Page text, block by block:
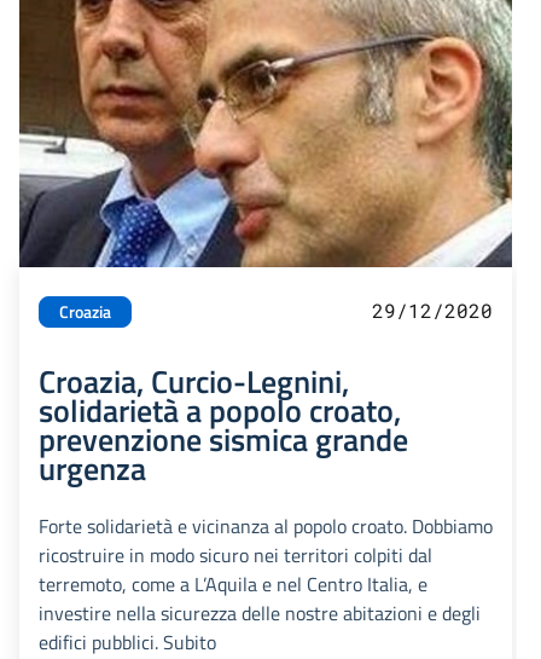
Croazia 29/12/2020
Croazia, Curcio-Legnini,
solidarietà a popolo croato,
prevenzione sismica grande
urgenza
Forte solidarietà e vicinanza al popolo croato. Dobbiamo
ricostruire in modo sicuro nei territori colpiti dal
terremoto, come a L’Aquila e nel Centro Italia, e
investire nella sicurezza delle nostre abitazioni e degli
edifici pubblici. Subito